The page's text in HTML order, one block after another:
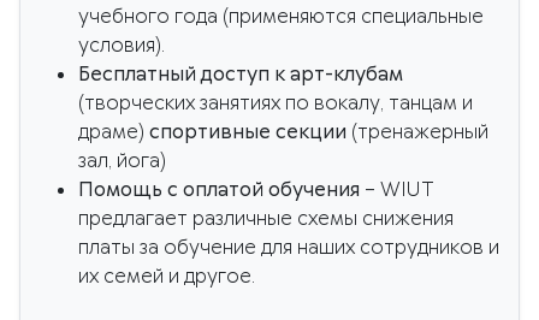
учебного года (применяются специальные
условия).
Бесплатный доступ к арт-клубам
(творческих занятиях по вокалу, танцам и
драме) спортивные секции (тренажерный
зал, йога)
Помощь с оплатой обучения – WIUT
предлагает различные схемы снижения
платы за обучение для наших сотрудников и
их семей и другое.